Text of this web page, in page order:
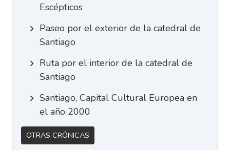
Escépticos
Paseo por el exterior de la catedral de
Santiago
Ruta por el interior de la catedral de
Santiago
Santiago, Capital Cultural Europea en
el año 2000
Otras Crónicas